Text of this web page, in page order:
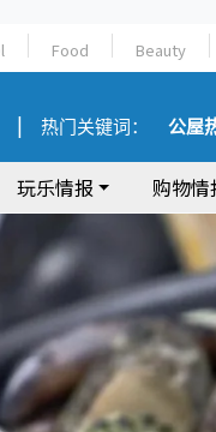
Food Beauty
热门关键词： 公屋
玩乐情报 购物情